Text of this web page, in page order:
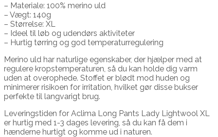
– Materiale: 100% merino uld
– Vægt: 140g
– Størrelse: XL
– Ideel til løb og udendørs aktiviteter
– Hurtig tørring og god temperaturregulering
Merino uld har naturlige egenskaber, der hjælper med at
regulere kropstemperaturen, så du kan holde dig varm
uden at overophede. Stoffet er blødt mod huden og
minimerer risikoen for irritation, hvilket gør disse bukser
perfekte til langvarigt brug.
Leveringstiden for Aclima Long Pants Lady Lightwool XL
er hurtig med 1-3 dages levering, så du kan få dem i
hænderne hurtigt og komme ud i naturen.